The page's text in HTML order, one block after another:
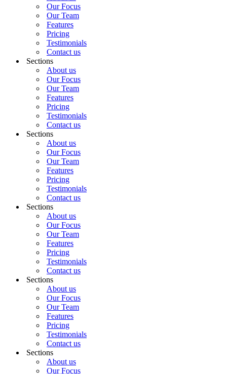
Our Focus
Our Team
Features
Pricing
Testimonials
Contact us
Sections
About us
Our Focus
Our Team
Features
Pricing
Testimonials
Contact us
Sections
About us
Our Focus
Our Team
Features
Pricing
Testimonials
Contact us
Sections
About us
Our Focus
Our Team
Features
Pricing
Testimonials
Contact us
Sections
About us
Our Focus
Our Team
Features
Pricing
Testimonials
Contact us
Sections
About us
Our Focus